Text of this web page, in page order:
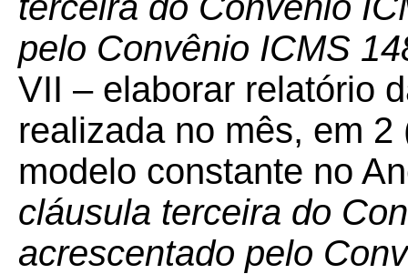
pelo Convênio ICMS
VII – elaborar relatório
realizada no mês, em
modelo constante no
cláusula terceira do
acrescentado pelo